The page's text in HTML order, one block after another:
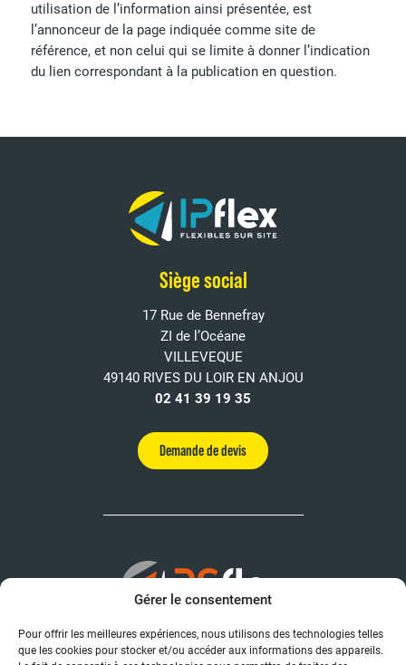
Gérer le consentement
Pour offrir les meilleures expériences, nous utilisons des technologies telles
que les cookies pour stocker et/ou accéder aux informations des appareils.
utilisation de l’information ainsi présentée, est
l’annonceur de la page indiquée comme site de
référence, et non celui qui se limite à donner l’indication
du lien correspondant à la publication en question.
Siège social
17 Rue de Bennefray
ZI de l’Océane
VILLEVEQUE
49140 RIVES DU LOIR EN ANJOU
02 41 39 19 35
Demande de devis
Agence Angers